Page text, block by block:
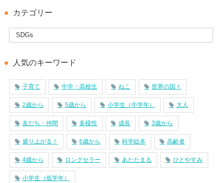
カテゴリー
人気のキーワード
子育て 中学・高校生 ねこ 世界の国々
2歳から 5歳から 小学生（中学年） 大人
友だち・仲間 多様性 成長 3歳から
盛り上がる！ 6歳から 科学絵本 高齢者
4歳から ロングセラー あたたまる ひとやすみ
小学生（低学年）